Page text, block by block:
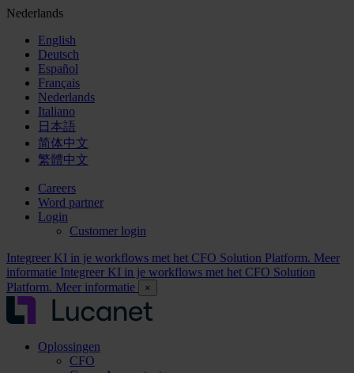
Nederlands
English
Deutsch
Español
Français
Nederlands
Italiano
日本語
简体中文
繁體中文
Careers
Word partner
Login
Customer login
Integreer KI in je workflows met het CFO Solution Platform. Meer
informatie Integreer KI in je workflows met het CFO Solution
Platform. Meer informatie
×
Oplossingen
CFO